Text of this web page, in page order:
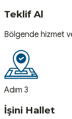
Teklif Al
Bölgende hizmet
Adım 3
İşini Hallet